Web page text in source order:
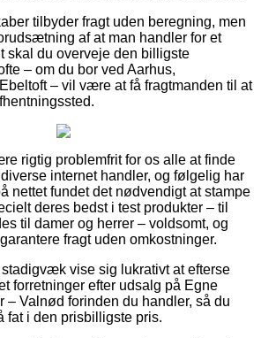
tilbyder fragt uden beregning, men
af at man handler for et
skal du overveje den billigste
– om du bor ved Aarhus,
– vil være at få fragtmanden til at
rigtig problemfrit for os alle at finde
internet handler, og følgelig har
nettet fundet det nødvendigt at stampe
deres bedst i test produkter – til
til damer og herrer – voldsomt, og
fragt uden omkostninger.
vise sig lukrativt at efterse
forretninger efter udsalg på Egne
– Valnød forinden du handler, så du
fat i den prisbilligste pris.